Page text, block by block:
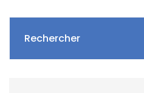
Rechercher